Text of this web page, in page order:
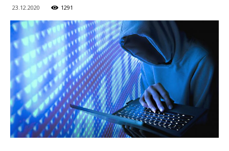
ВАКИЛЛИГИ
23.12.2020 1291